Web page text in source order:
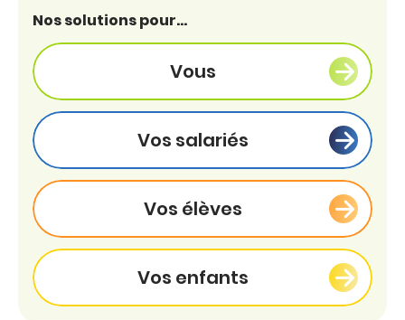
Nos solutions pour...
Vous
Vos salariés
Vos élèves
Vos enfants